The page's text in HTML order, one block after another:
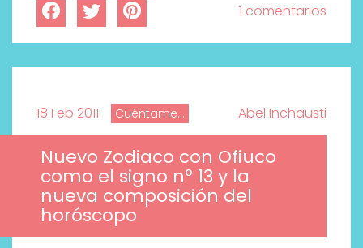
1 comentarios
18 Feb 2011 Cuéntame... Abel Inchausti
Nuevo Zodiaco con Ofiuco
como el signo nº 13 y la
nueva composición del
horóscopo